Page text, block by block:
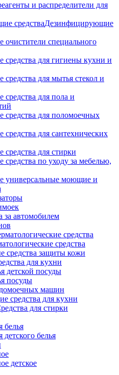
и распределители для
Дезинфицирующие
очистители специального
средства для гигиены кухни и
для мытья стекол и
для пола и
средства для поломоечных
для сантехнических
для стирки
по уходу за мебелью,
универсальные моющие и
за автомобилем
средства
средства защиты кожи
для кухни
детской посуды
посуды
машин
средства для кухни
для стирки
белья
белья
детское